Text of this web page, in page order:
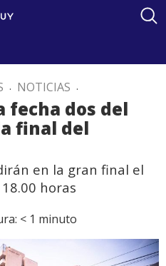
. NOTICIAS .
fecha dos del
final del
en la gran final el
horas
< 1 minuto